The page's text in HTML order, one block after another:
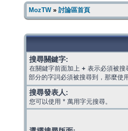
MozTW» 討論區首頁
搜尋關鍵字:
在關鍵字前面加上 + 表示必須被搜
部分的字詞必須被搜尋到，那麼使
搜尋發表人:
您可以使用 * 萬用字元搜尋。